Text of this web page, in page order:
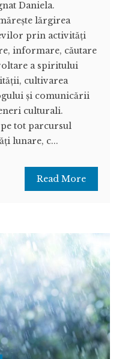
Daniela.
lărgirea
prin activităţi
informare, căutare
a spiritului
cultivarea
şi comunicării
culturali.
tot parcursul
lunare, c...
Read More